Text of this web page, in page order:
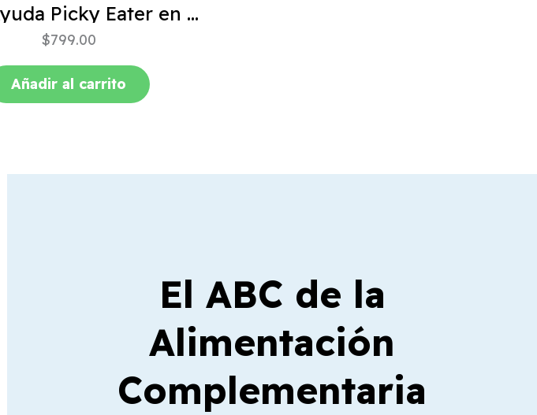
Libro Ayuda Picky Eater en casa
$799.00
Añadir al carrito
El ABC de la
Alimentación
Complementaria